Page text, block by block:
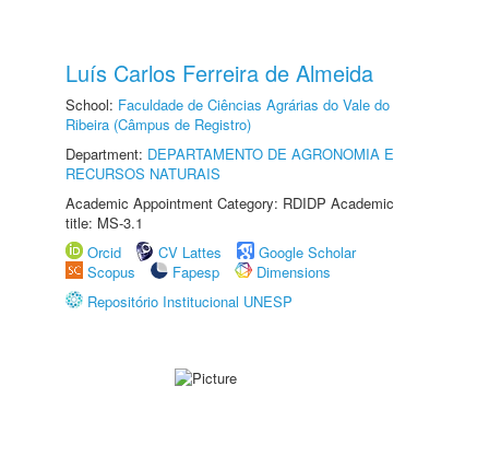
Luís Carlos Ferreira de Almeida
School: Faculdade de Ciências Agrárias do Vale do
Ribeira (Câmpus de Registro)
Department: DEPARTAMENTO DE AGRONOMIA E
RECURSOS NATURAIS
Academic Appointment Category: RDIDP Academic
title: MS-3.1
Orcid
CV Lattes
Google Scholar
Scopus
Fapesp
Dimensions
Repositório Institucional UNESP